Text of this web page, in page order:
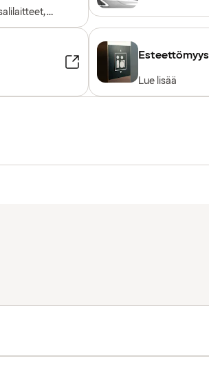
Esteettömyys
Lue lisää